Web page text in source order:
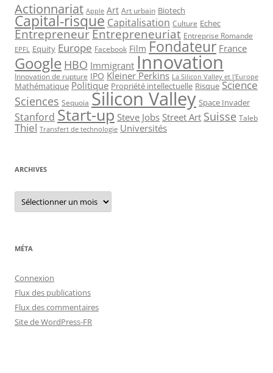
Actionnariat Apple Art Art urbain Biotech
Capital-risque Capitalisation Culture Echec
EntrepreneurEntrepreneuriat Entreprise Romande
EPFL Equity Europe Facebook Film Fondateur France
Google HBO Immigrant Innovation
Innovation de rupture IPO Kleiner Perkins La Silicon Valley et l'Europe
Mathématique Politique Propriété intellectuelle Risque Science
Sciences Sequoia Silicon Valley Space Invader
Stanford Start-up Steve Jobs Street Art Suisse Taleb
Thiel Transfert de technologie Universités
ARCHIVES
Archives
MÉTA
Connexion
Flux des publications
Flux des commentaires
Site de WordPress-FR